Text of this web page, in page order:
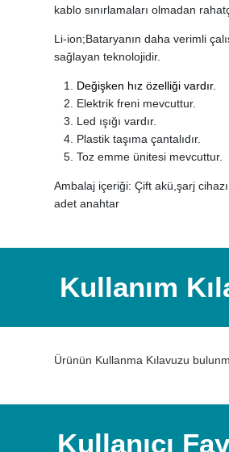
kablo sınırlamaları olmadan
Li-ion;Bataryanın daha verimli
sağlayan teknolojidir.
Değişken hız özelliği vardır.
Elektrik freni mevcuttur.
Led ışığı vardır.
Plastik taşıma çantalıdır.
Toz emme ünitesi mevcuttur.
Ambalaj içeriği: Çift akü,şarj
adet anahtar
Kullanım
Ürünün Kullanma Kılavuzu
Kullanıcı